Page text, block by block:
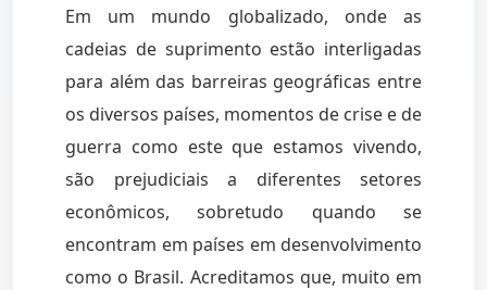
Em um mundo globalizado, onde as
cadeias de suprimento estão interligadas
para além das barreiras geográficas entre
os diversos países, momentos de crise e de
guerra como este que estamos vivendo,
são prejudiciais a diferentes setores
econômicos, sobretudo quando se
encontram em países em desenvolvimento
como o Brasil. Acreditamos que, muito em